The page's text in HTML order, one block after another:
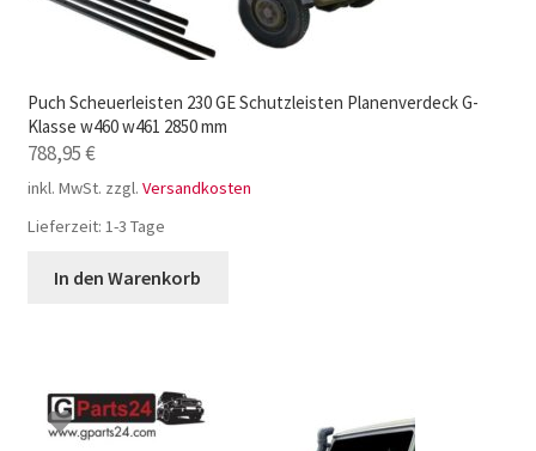
Puch Scheuerleisten 230 GE Schutzleisten Planenverdeck G-
Klasse w460 w461 2850 mm
788,95€
inkl. MwSt. zzgl. Versandkosten
Lieferzeit: 1-3 Tage
In den Warenkorb